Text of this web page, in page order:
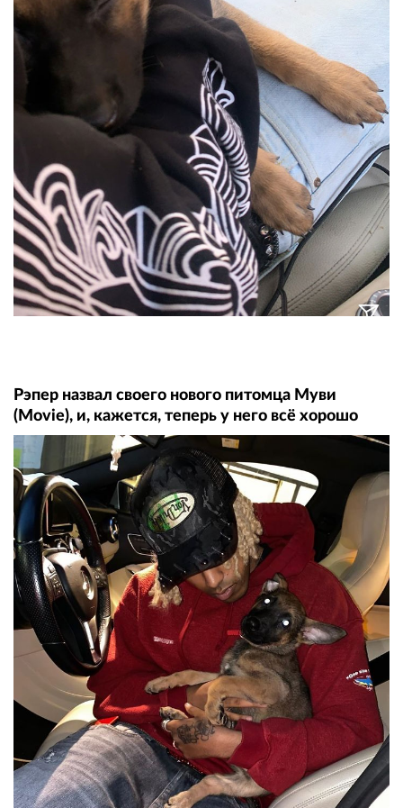
Рэпер назвал своего нового питомца Муви
(Movie), и, кажется, теперь у него всё хорошо